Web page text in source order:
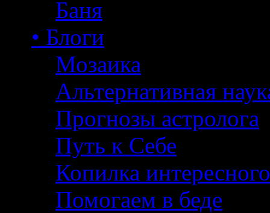
Баня
• Блоги
Мозаика
Альтернативная
Прогнозы астролога
Путь к Себе
Копилка интересного
Помогаем в беде